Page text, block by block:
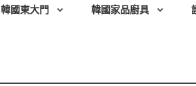
韓國東大門 韓國家品廚具